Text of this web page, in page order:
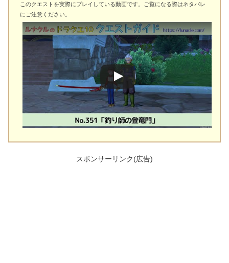
このクエストを実際にプレイしている動画です。ご覧になる際はネタバレ
にご注意ください。
スポンサーリンク(広告)